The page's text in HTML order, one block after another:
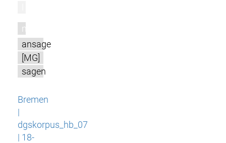
m
ansage
[MG]
sagen
Bremen
|
dgskorpus_hb_07
| 18-